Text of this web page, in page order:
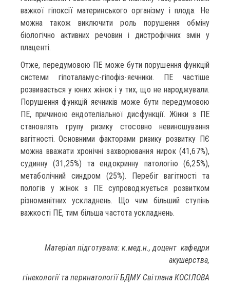
важкої гіпоксії материнського організму і плода. Не
можна також виключити роль порушення обміну
біологічно активних речовин і дистрофічних змін у
плаценті.
Отже, передумовою ПЕ може бути порушення функцій
системи гіпоталамус-гіпофіз-яєчники. ПЕ частіше
розвивається у юних жінок і у тих, що не народжували.
Порушення функцій яєчників може бути передумовою
ПЕ, причиною ендотеліальної дисфункції. Жінки з ПЕ
становлять групу ризику стосовно невиношування
вагітності. Основними факторами ризику розвитку ПЄ
можна вважати хронічні захворювання нирок (41,67%),
судинну (31,25%) та ендокринну патологію (6,25%),
метаболічний синдром (25%). Перебіг вагітності та
пологів у жінок з ПЕ супроводжується розвитком
різноманітних ускладнень. Що чим більший ступінь
важкості ПЕ, тим більша частота ускладнень.
Матеріал підготувала: к.мед.н., доцент кафедри
акушерства,
гінекології та перинатології БДМУ Світлана КОСІЛОВА